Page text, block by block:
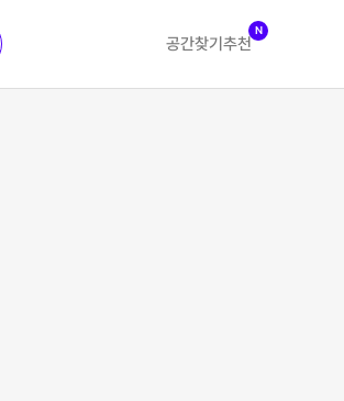
공간찾기 추천
N